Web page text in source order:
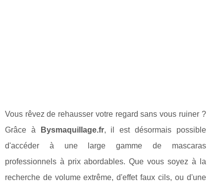
Vous rêvez de rehausser votre regard sans vous ruiner ?
Grâce à
Bysmaquillage.fr, il est désormais possible
d'accéder à une large gamme de mascaras
professionnels à prix abordables. Que vous soyez à la
recherche de volume extrême, d'effet faux cils, ou d'une